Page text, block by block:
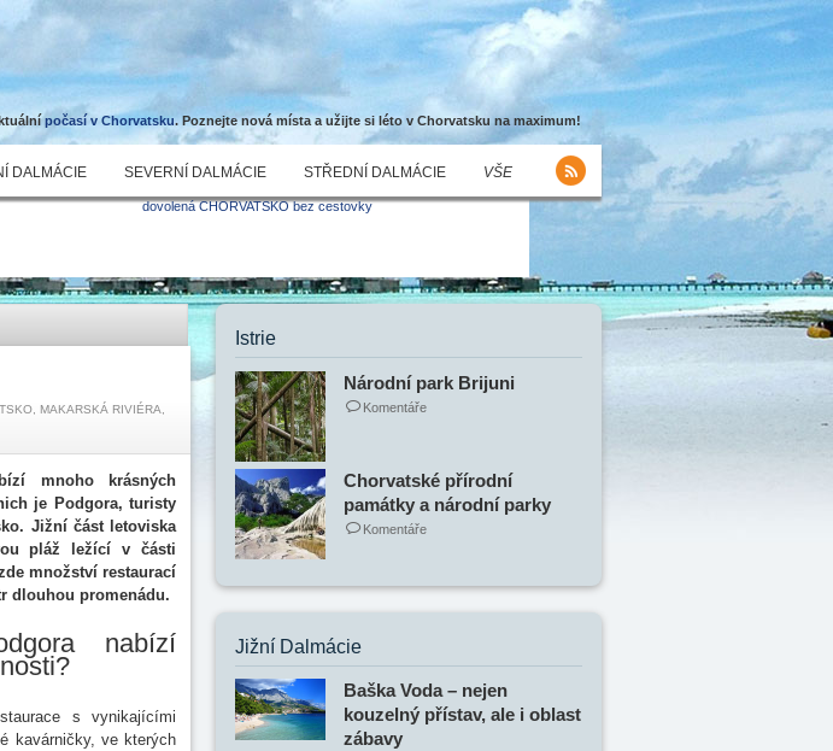
počasí v Chorvatsku. Poznejte nová místa a užijte si léto v Chorvatsku na maximum!
DALMÁCIE SEVERNÍ DALMÁCIE STŘEDNÍ DALMÁCIE VŠE
, MAKARSKÁ RIVIÉRA,
mnoho krásných
je Podgora, turisty
Jižní část letoviska
pláž ležící v části
množství restaurací
dlouhou promenádu.
nabízí
s vynikajícími
kavárničky, ve kterých
Istrie
Národní park Brijuni
Komentáře
Chorvatské přírodní
památky a národní parky
Komentáře
Jižní Dalmácie
Baška Voda – nejen
kouzelný přístav, ale i oblast
zábavy